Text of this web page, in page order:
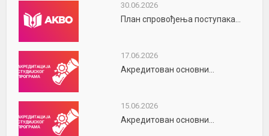
30.06.2026
План спровођења поступака...
17.06.2026
Акредитован основни...
15.06.2026
Акредитован основни...